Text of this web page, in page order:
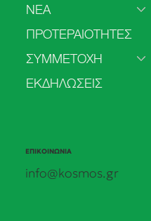
στην άμβλωση
ΝΕΑ
ΠΡΟΤΕΡΑΙΟΤΗΤΕΣ
ΣΥΜΜΕΤΟΧΗ
ΕΚΔΗΛΩΣΕΙΣ
ΕΠΙΚΟΙΝΩΝΙΑ
info@kosmos.gr